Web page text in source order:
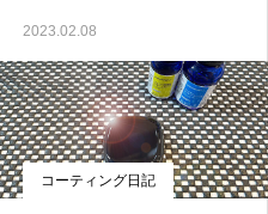
2023.02.08
コーティング日記